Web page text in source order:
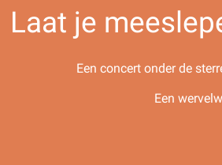
Laat je
Een concert onder de
Een